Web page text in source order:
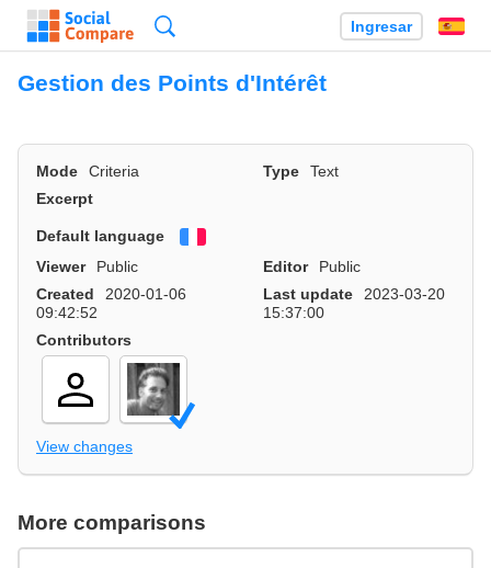
Ingresar
Gestion des Points d'Intérêt
Mode Criteria Type
Text
Excerpt
Default language
Viewer
Public Editor
Public
Created
2020-01-06
09:42:52
Last update
2023-03-20
15:37:00
Contributors
View changes
More comparisons